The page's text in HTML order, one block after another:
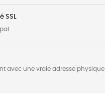
SSL
avec une vraie adresse physique